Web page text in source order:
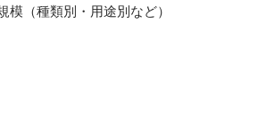
模（種類別・用途別など）